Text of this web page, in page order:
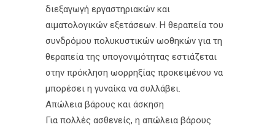
διεξαγωγή εργαστηριακών και
αιματολογικών εξετάσεων. Η θεραπεία του
συνδρόμου πολυκυστικών ωοθηκών για τη
θεραπεία της υπογονιμότητας εστιάζεται
στην πρόκληση ωορρηξίας προκειμένου να
μπορέσει η γυναίκα να συλλάβει.
Απώλεια βάρους και άσκηση
Για πολλές ασθενείς, η απώλεια βάρους